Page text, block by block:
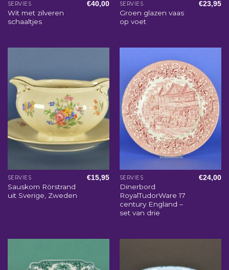
SERVIES
Wit met zilveren
schaaltjes
€40,00 SERVIES
Groen glazen vaas
op voet
€23,95
SERVIES
Sauskom Rörstrand
uit Sverige, Zweden
€15,95 SERVIES
Dinerbord
RoyalTudorWare 17
century England –
set van drie
€24,00